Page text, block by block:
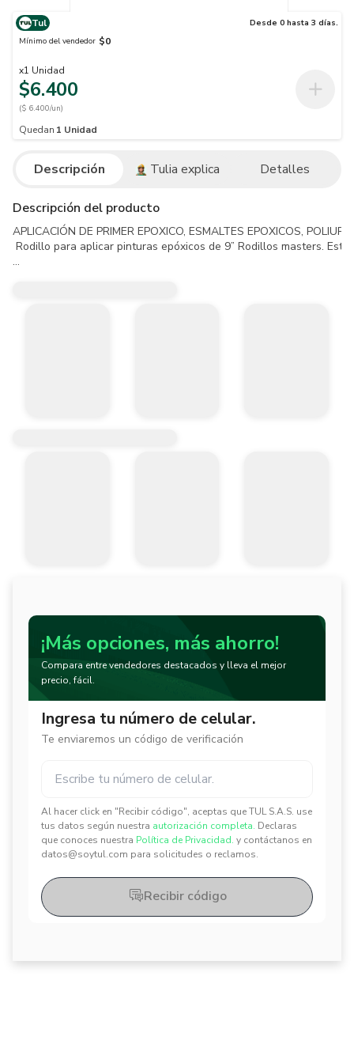
Tul
Desde 0 hasta 3 días.
Mínimo del vendedor $0
x1 Unidad
$6.400
($ 6.400/un)
Quedan 1 Unidad
Descripción Tulia explica Detalles
Descripción del producto
APLICACIÓN DE PRIMER EPOXICO, ESMALTES EPOXICOS,
Rodillo para aplicar pinturas epóxicos de 9” Rodillos masters.
¡Más opciones, más ahorro!
Compara entre vendedores destacados y lleva el mejor
precio, fácil.
Ingresa tu número de celular.
Te enviaremos un código de verificación
Al hacer click en "Recibir código", aceptas que TUL S.A.S. use
tus datos según nuestra autorización completa. Declaras
que conoces nuestra Política de Privacidad. y contáctanos en
datos@soytul.com para solicitudes o reclamos.
✕
✕
Recibir código